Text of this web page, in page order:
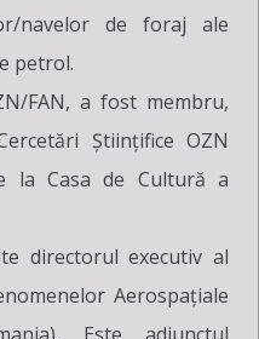
navelor de foraj ale
petrol.
FAN, a fost membru,
Științifice OZN
la Casa de Cultură a
directorul executiv al
Aerospațiale